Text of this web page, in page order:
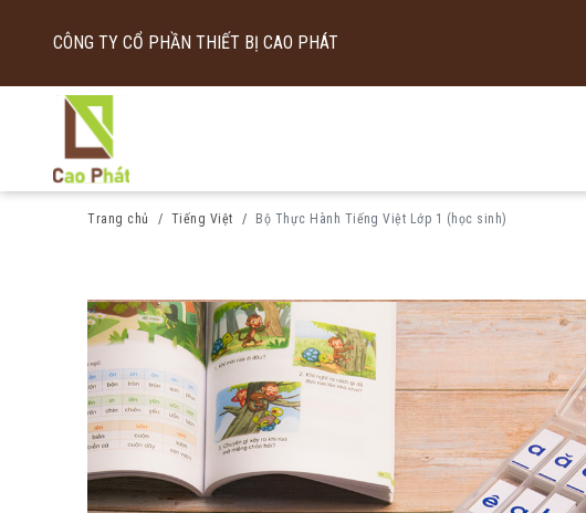
CÔNG TY CỔ PHẦN THIẾT BỊ CAO PHÁT
Trang chủ Tiếng Việt Bộ Thực Hành Tiếng Việt Lớp 1 (học sinh)